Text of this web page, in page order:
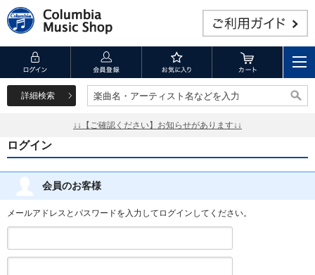
詳細検索 楽曲名・アーティスト名などを入力
楽曲名・アーティスト名などを入力
↓↓【ご確認ください】お知らせがあります↓↓
ログイン
会員のお客様
メールアドレスとパスワードを入力してログインしてください。